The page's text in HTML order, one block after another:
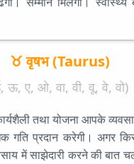
♉ वृषभ (Taurus)
ऊ, ए, ओ, वा, वी, वू, वे, वो)
तथा योजना आपके
गति प्रदान करेगी। अगर
में साझेदारी करने की बात